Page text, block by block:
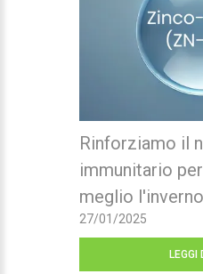
Rinforziamo il
immunitario
meglio
27/01/2025
LEGGI